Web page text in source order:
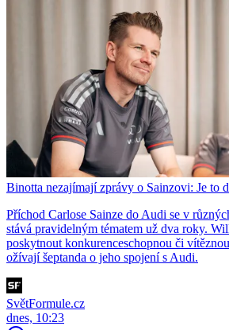
Binotta nezajímají zprávy o Sainzovi: Je to
Příchod Carlose Sainze do Audi se v
stává pravidelným tématem už dva roky.
poskytnout konkurenceschopnou či
ožívají šeptanda o jeho spojení s Audi.
SvětFormule.cz
dnes, 10:23